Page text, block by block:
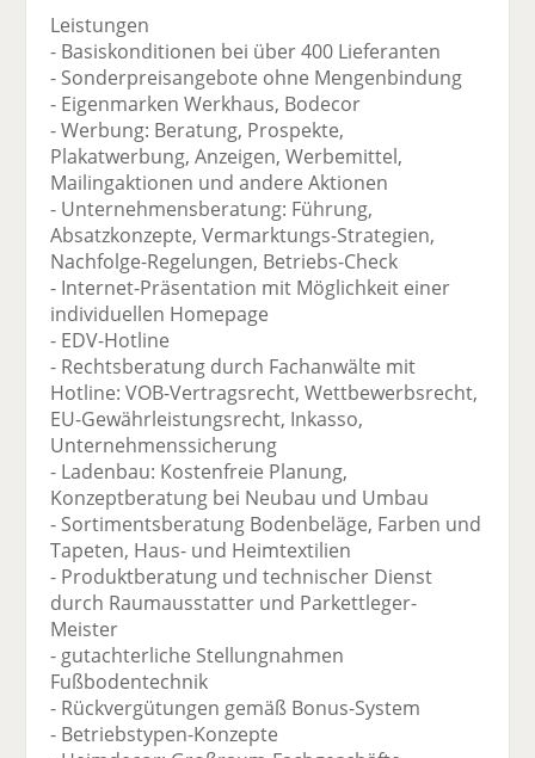
Leistungen
- Basiskonditionen bei über 400 Lieferanten
- Sonderpreisangebote ohne Mengenbindung
- Eigenmarken Werkhaus, Bodecor
- Werbung: Beratung, Prospekte,
Plakatwerbung, Anzeigen, Werbemittel,
Mailingaktionen und andere Aktionen
- Unternehmensberatung: Führung,
Absatzkonzepte, Vermarktungs-Strategien,
Nachfolge-Regelungen, Betriebs-Check
- Internet-Präsentation mit Möglichkeit einer
individuellen Homepage
- EDV-Hotline
- Rechtsberatung durch Fachanwälte mit
Hotline: VOB-Vertragsrecht, Wettbewerbsrecht,
EU-Gewährleistungsrecht, Inkasso,
Unternehmenssicherung
- Ladenbau: Kostenfreie Planung,
Konzeptberatung bei Neubau und Umbau
- Sortimentsberatung Bodenbeläge, Farben und
Tapeten, Haus- und Heimtextilien
- Produktberatung und technischer Dienst
durch Raumausstatter und Parkettleger-
Meister
- gutachterliche Stellungnahmen
Fußbodentechnik
- Rückvergütungen gemäß Bonus-System
- Betriebstypen-Konzepte